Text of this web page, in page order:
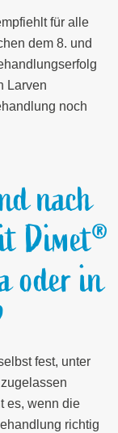
für alle
dem 8. und
Larven
noch
nach
Dimet®
oder in
fest, unter
es, wenn die
richtig